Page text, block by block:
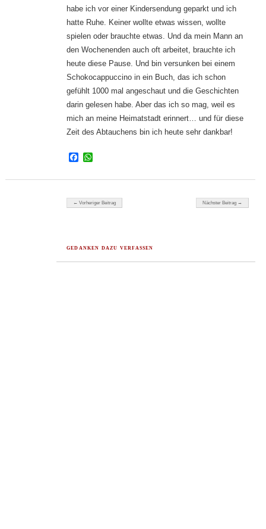
habe ich vor einer Kindersendung geparkt und ich
hatte Ruhe. Keiner wollte etwas wissen, wollte
spielen oder brauchte etwas. Und da mein Mann an
den Wochenenden auch oft arbeitet, brauchte ich
heute diese Pause. Und bin versunken bei einem
Schokocappuccino in ein Buch, das ich schon
gefühlt 1000 mal angeschaut und die Geschichten
darin gelesen habe. Aber das ich so mag, weil es
mich an meine Heimatstadt erinnert… und für diese
Zeit des Abtauchens bin ich heute sehr dankbar!
Facebook
WhatsApp
Beitragsnavigation
← Vorheriger Beitrag Nächster Beitrag →
GEDANKEN DAZU VERFASSEN